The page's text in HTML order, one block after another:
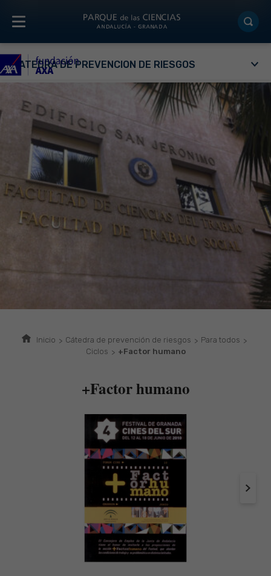
CÁTEDRA DE PREVENCIÓN DE RIESGOS
Inicio Cátedra de prevención de riesgos
Para todos
Ciclos
+Factor humano
+Factor humano